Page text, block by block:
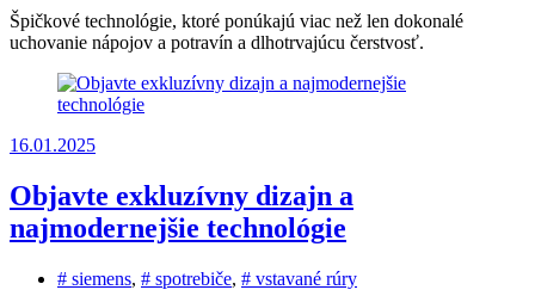
Špičkové technológie, ktoré ponúkajú viac než len dokonalé
uchovanie nápojov a potravín a dlhotrvajúcu čerstvosť.
16.01.2025
Objavte exkluzívny dizajn a
najmodernejšie technológie
# siemens, # spotrebiče, # vstavané rúry